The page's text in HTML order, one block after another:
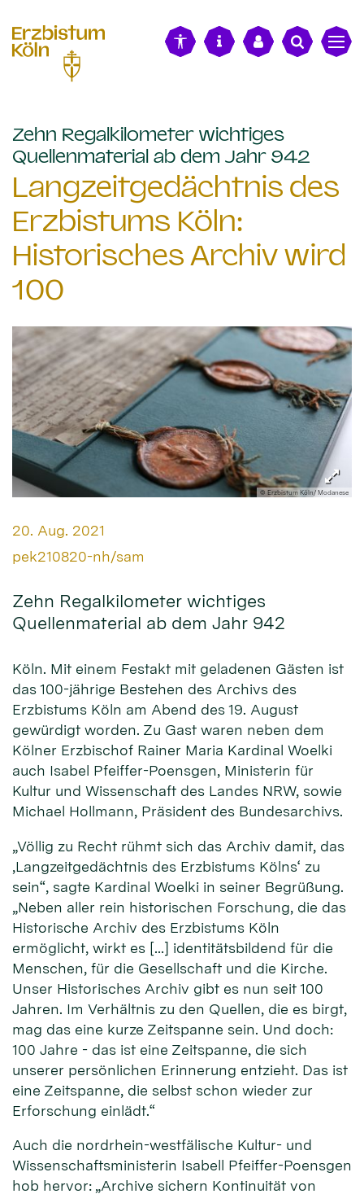
Zehn Regalkilometer wichtiges
Quellenmaterial ab dem Jahr 942
Langzeitgedächtnis des
Erzbistums Köln:
Historisches Archiv wird
100
© Erzbistum Köln/ Modanese
Datum:
20. Aug. 2021
Von:
pek210820-nh/sam
Zehn Regalkilometer wichtiges
Quellenmaterial ab dem Jahr 942
Köln. Mit einem Festakt mit geladenen Gästen ist
das 100-jährige Bestehen des Archivs des
Erzbistums Köln am Abend des 19. August
gewürdigt worden. Zu Gast waren neben dem
Kölner Erzbischof Rainer Maria Kardinal Woelki
auch Isabel Pfeiffer-Poensgen, Ministerin für
Kultur und Wissenschaft des Landes NRW, sowie
Michael Hollmann, Präsident des Bundesarchivs.
„Völlig zu Recht rühmt sich das Archiv damit, das
‚Langzeitgedächtnis des Erzbistums Kölns‘ zu
sein“, sagte Kardinal Woelki in seiner Begrüßung.
„Neben aller rein historischen Forschung, die das
Historische Archiv des Erzbistums Köln
ermöglicht, wirkt es […] identitätsbildend für die
Menschen, für die Gesellschaft und die Kirche.
Unser Historisches Archiv gibt es nun seit 100
Jahren. Im Verhältnis zu den Quellen, die es birgt,
mag das eine kurze Zeitspanne sein. Und doch:
100 Jahre - das ist eine Zeitspanne, die sich
unserer persönlichen Erinnerung entzieht. Das ist
eine Zeitspanne, die selbst schon wieder zur
Erforschung einlädt.“
Auch die nordrhein-westfälische Kultur- und
Wissenschaftsministerin Isabell Pfeiffer-Poensgen
hob hervor: „Archive sichern Kontinuität von